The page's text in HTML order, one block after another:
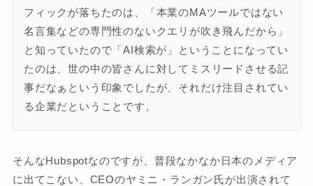
フィックが落ちたのは、「本業のMAツールではない
名言集などの専門性のないクエリが吹き飛んだから」
と知っていたので「AI検索が」ということになってい
たのは、世の中の皆さんに対してミスリードさせる記
事だなぁという印象でしたが、それだけ注目されてい
る企業だということです。
そんなHubspotなのですが、普段なかなか日本のメディア
に出てこない、CEOのヤミニ・ランガン氏が出演されて